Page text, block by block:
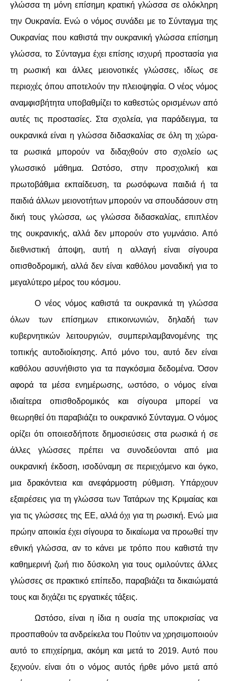
γλώσσα τη μόνη επίσημη κρατική γλώσσα σε ολόκληρη
την Ουκρανία. Ενώ ο νόμος συνάδει με το Σύνταγμα της
Ουκρανίας που καθιστά την ουκρανική γλώσσα επίσημη
γλώσσα, το Σύνταγμα έχει επίσης ισχυρή προστασία για
τη ρωσική και άλλες μειονοτικές γλώσσες, ιδίως σε
περιοχές όπου αποτελούν την πλειοψηφία. Ο νέος νόμος
αναμφισβήτητα υποβαθμίζει το καθεστώς ορισμένων από
αυτές τις προστασίες. Στα σχολεία, για παράδειγμα, τα
ουκρανικά είναι η γλώσσα διδασκαλίας σε όλη τη χώρα-
τα ρωσικά μπορούν να διδαχθούν στο σχολείο ως
γλωσσικό μάθημα. Ωστόσο, στην προσχολική και
πρωτοβάθμια εκπαίδευση, τα ρωσόφωνα παιδιά ή τα
παιδιά άλλων μειονοτήτων μπορούν να σπουδάσουν στη
δική τους γλώσσα, ως γλώσσα διδασκαλίας, επιπλέον
της ουκρανικής, αλλά δεν μπορούν στο γυμνάσιο. Από
διεθνιστική άποψη, αυτή η αλλαγή είναι σίγουρα
οπισθοδρομική, αλλά δεν είναι καθόλου μοναδική για το
μεγαλύτερο μέρος του κόσμου.
Ο νέος νόμος καθιστά τα ουκρανικά τη γλώσσα
όλων των επίσημων επικοινωνιών, δηλαδή των
κυβερνητικών λειτουργιών, συμπεριλαμβανομένης της
τοπικής αυτοδιοίκησης. Από μόνο του, αυτό δεν είναι
καθόλου ασυνήθιστο για τα παγκόσμια δεδομένα. Όσον
αφορά τα μέσα ενημέρωσης, ωστόσο, ο νόμος είναι
ιδιαίτερα οπισθοδρομικός και σίγουρα μπορεί να
θεωρηθεί ότι παραβιάζει το ουκρανικό Σύνταγμα. Ο νόμος
ορίζει ότι οποιεσδήποτε δημοσιεύσεις στα ρωσικά ή σε
άλλες γλώσσες πρέπει να συνοδεύονται από μια
ουκρανική έκδοση, ισοδύναμη σε περιεχόμενο και όγκο,
μια δρακόντεια και ανεφάρμοστη ρύθμιση. Υπάρχουν
εξαιρέσεις για τη γλώσσα των Τατάρων της Κριμαίας και
για τις γλώσσες της ΕΕ, αλλά όχι για τη ρωσική. Ενώ μια
πρώην αποικία έχει σίγουρα το δικαίωμα να προωθεί την
εθνική γλώσσα, αν το κάνει με τρόπο που καθιστά την
καθημερινή ζωή πιο δύσκολη για τους ομιλούντες άλλες
γλώσσες σε πρακτικό επίπεδο, παραβιάζει τα δικαιώματά
τους και διχάζει τις εργατικές τάξεις.
Ωστόσο, είναι η ίδια η ουσία της υποκρισίας να
προσπαθούν τα ανδρείκελα του Πούτιν να χρησιμοποιούν
αυτό το επιχείρημα, ακόμη και μετά το 2019. Αυτό που
ξεχνούν. είναι ότι ο νόμος αυτός ήρθε μόνο μετά από